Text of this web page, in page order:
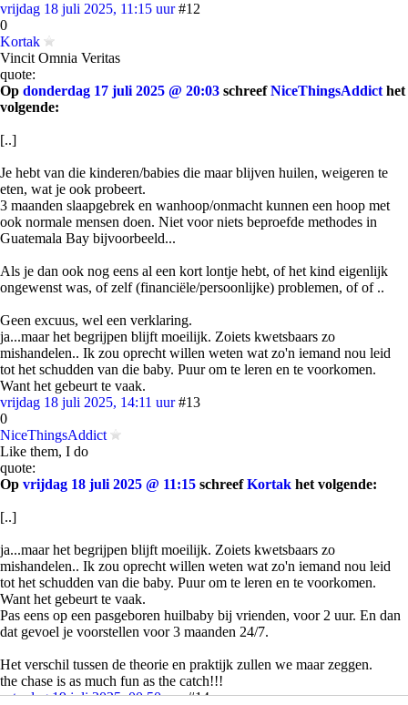
vrijdag 18 juli 2025, 11:15 uur #12
0
Kortak
Vincit Omnia Veritas
quote:
Op donderdag 17 juli 2025 @ 20:03 schreefNiceThingsAddict het
volgende:
[..]
Je hebt van die kinderen/babies die maar blijven huilen, weigeren te
eten, wat je ook probeert.
3 maanden slaapgebrek en wanhoop/onmacht kunnen een hoop met
ook normale mensen doen. Niet voor niets beproefde methodes in
Guatemala Bay bijvoorbeeld...
Als je dan ook nog eens al een kort lontje hebt, of het kind eigenlijk
ongewenst was, of zelf (financiële/persoonlijke) problemen, of of ..
Geen excuus, wel een verklaring.
ja...maar het begrijpen blijft moeilijk. Zoiets kwetsbaars zo
mishandelen.. Ik zou oprecht willen weten wat zo'n iemand nou leid
tot het schudden van die baby. Puur om te leren en te voorkomen.
Want het gebeurt te vaak.
vrijdag 18 juli 2025, 14:11 uur #13
0
NiceThingsAddict
Like them, I do
quote:
Op vrijdag 18 juli 2025 @ 11:15 schreefKortak het volgende:
[..]
ja...maar het begrijpen blijft moeilijk. Zoiets kwetsbaars zo
mishandelen.. Ik zou oprecht willen weten wat zo'n iemand nou leid
tot het schudden van die baby. Puur om te leren en te voorkomen.
Want het gebeurt te vaak.
Pas eens op een pasgeboren huilbaby bij vrienden, voor 2 uur. En dan
dat gevoel je voorstellen voor 3 maanden 24/7.
Het verschil tussen de theorie en praktijk zullen we maar zeggen.
the chase is as much fun as the catch!!!
zaterdag 19 juli 2025, 00:50 uur #14